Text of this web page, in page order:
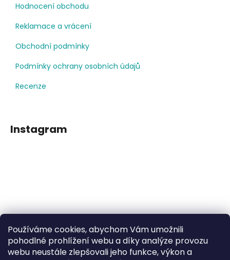
Používáme cookies, abychom Vám umožnili
pohodlné prohlížení webu a díky analýze provozu
webu neustále zlepšovali jeho funkce, výkon a
Hodnocení obchodu
Reklamace a vrácení
Obchodní podmínky
Podmínky ochrany osobních údajů
Recenze
Instagram
Sledovat na Instagramu